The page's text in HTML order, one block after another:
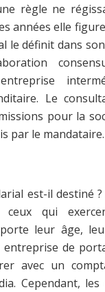
règle ne
années elle
le définit dans
Le
pour la
par le mandataire.
est-il destiné
ceux qui
leur âge,
de
avec un
Cependant,